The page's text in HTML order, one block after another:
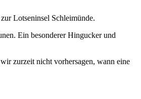
Lotseninsel Schleimünde.
Ein besonderer Hingucker und
zurzeit nicht vorhersagen, wann eine